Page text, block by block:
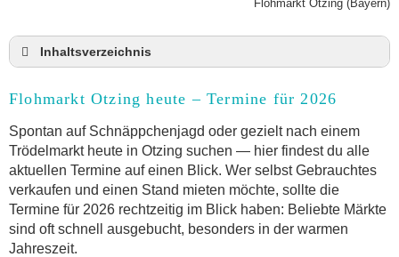
Flohmarkt Otzing (Bayern)
Inhaltsverzeichnis
Anmeldung & Standgebühr auf dem Trödelmarkt
Online-Flohmarkt Otzing
Welche Trödelmarkt-Typen gibt es?
Aktuelle Flohmarkt-Termine für Otzing und
Umgebung
Kleinanzeigen Otzing als Alternative zum
Trödelmarkt
Flohmarkt Otzing heute – Termine für 2026
Spontan auf Schnäppchenjagd oder gezielt nach einem
Trödelmarkt heute in Otzing suchen — hier findest du alle
aktuellen Termine auf einen Blick. Wer selbst Gebrauchtes
verkaufen und einen Stand mieten möchte, sollte die
Termine für 2026 rechtzeitig im Blick haben: Beliebte Märkte
sind oft schnell ausgebucht, besonders in der warmen
Jahreszeit.